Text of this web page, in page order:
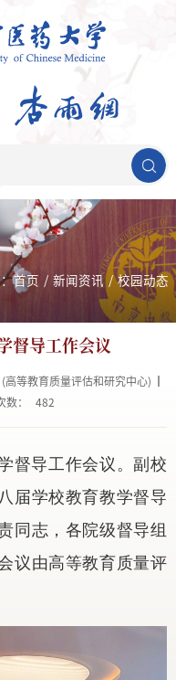
首页 / 新闻资讯 / 校园动态
督导工作会议
高等教育质量评估和研究中心)
数： 482
督导工作会议。副校
届学校教育教学督导
同志，各院级督导组
议由高等教育质量评